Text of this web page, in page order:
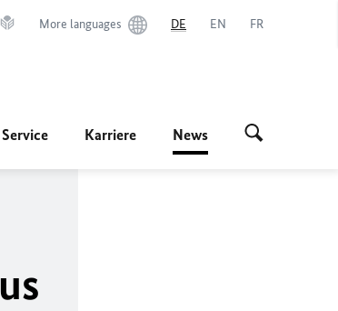
More languages DE EN FR
Service Karriere News